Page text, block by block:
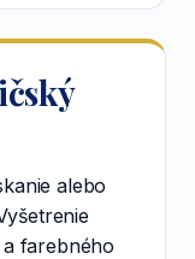
alebo
farebného